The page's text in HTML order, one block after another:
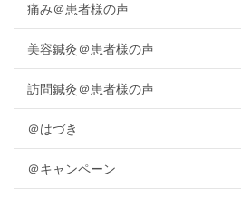
痛み＠患者様の声
美容鍼灸＠患者様の声
訪問鍼灸＠患者様の声
＠はづき
＠キャンペーン